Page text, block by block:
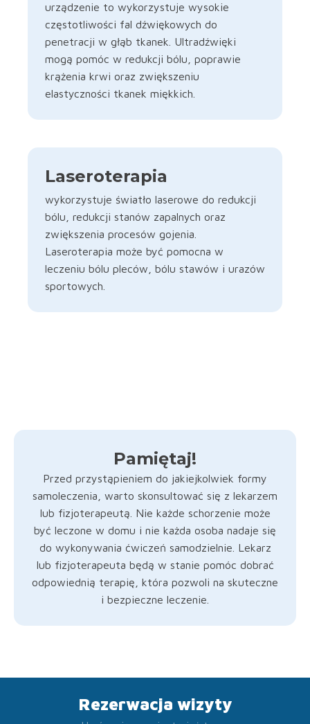
urządzenie to wykorzystuje wysokie
częstotliwości fal dźwiękowych do
penetracji w głąb tkanek. Ultradźwięki
mogą pomóc w redukcji bólu, poprawie
krążenia krwi oraz zwiększeniu
elastyczności tkanek miękkich.
Laseroterapia
wykorzystuje światło laserowe do redukcji
bólu, redukcji stanów zapalnych oraz
zwiększenia procesów gojenia.
Laseroterapia może być pomocna w
leczeniu bólu pleców, bólu stawów i urazów
sportowych.
Pamiętaj!
Przed przystąpieniem do jakiejkolwiek formy
samoleczenia, warto skonsultować się z lekarzem
lub fizjoterapeutą. Nie każde schorzenie może
być leczone w domu i nie każda osoba nadaje się
do wykonywania ćwiczeń samodzielnie. Lekarz
lub fizjoterapeuta będą w stanie pomóc dobrać
odpowiednią terapię, która pozwoli na skuteczne
i bezpieczne leczenie.
Rezerwacja wizyty